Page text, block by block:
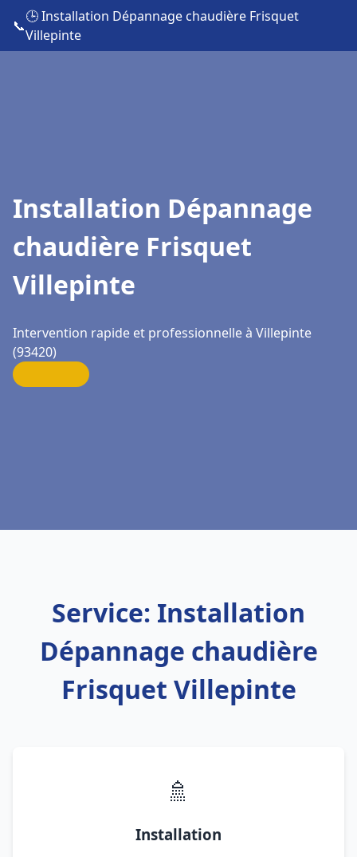
📞
🕒 Installation Dépannage chaudière Frisquet
Villepinte
Installation Dépannage
chaudière Frisquet
Villepinte
Intervention rapide et professionnelle à Villepinte
(93420)
Service: Installation
Dépannage chaudière
Frisquet Villepinte
🚿
Installation